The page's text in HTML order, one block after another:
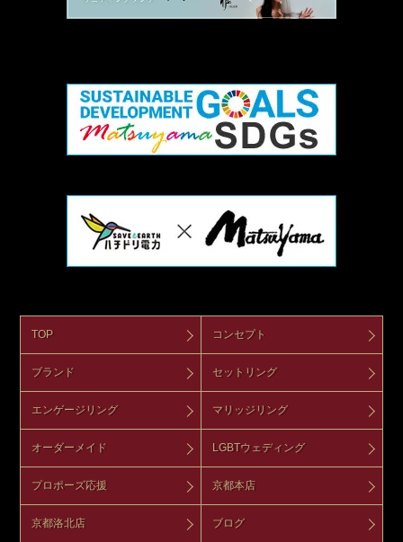
TOP コンセプト
ブランド セットリング
エンゲージリング マリッジリング
オーダーメイド LGBTウェディング
プロポーズ応援 京都本店
京都洛北店 ブログ